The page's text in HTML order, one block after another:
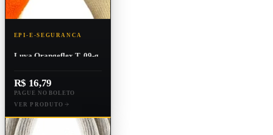
EPI-E-SEGURANCA
Luva Orangeflex T. 09-g
R$ 16,79
PAGUE NO BOLETO
VER PRODUTO